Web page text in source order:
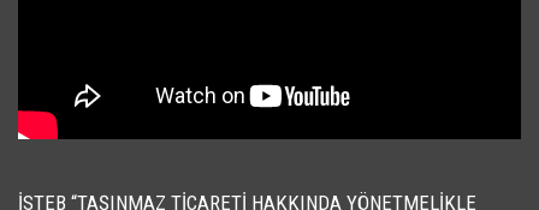
İSTEB “TAŞINMAZ TICARETI HAKKINDA YÖNETMELIKLE